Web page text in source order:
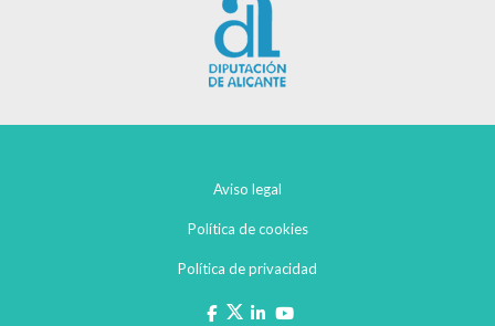
Aviso legal
Política de cookies
Política de privacidad